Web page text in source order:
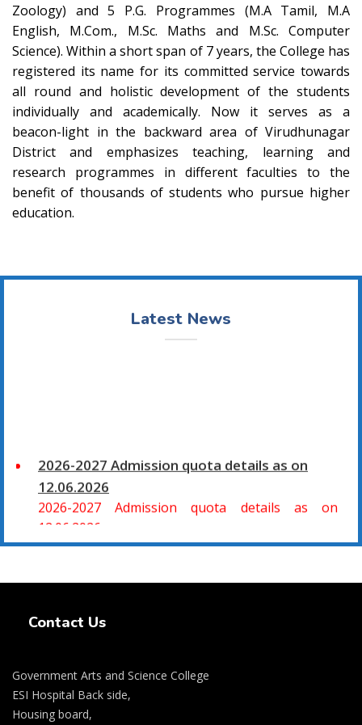
Zoology) and 5 P.G. Programmes (M.A Tamil, M.A
English, M.Com., M.Sc. Maths and M.Sc. Computer
Science). Within a short span of 7 years, the College has
registered its name for its committed service towards
all round and holistic development of the students
individually and academically. Now it serves as a
beacon-light in the backward area of Virudhunagar
District and emphasizes teaching, learning and
research programmes in different faculties to the
benefit of thousands of students who pursue higher
education.
Latest News
2026-2027 Admission quota details as on
12.06.2026
2026-2027 Admission quota details as on
12.06.2026
சிவகாசி, அரசு கலை மற்றும் அறிவியல் கல்லூரியில்
08.06.2026 அன்று B.Sc., கணிதம், B.Sc., கணினி
விலங்கியல் ஆகிய அறிவியல் பாடப்பிரிவுகளுக்கும்,
09.06.2026 அன்று B.Com., வணிகவியல், B.B.A.,
வணிக நிர்வாகவியல், B.A., பொருளியல், B.A., வரலாறு
Contact Us
Government Arts and Science College
ESI Hospital Back side,
Housing board,